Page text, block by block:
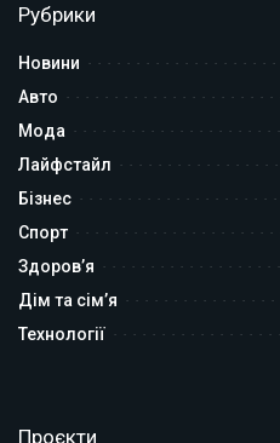
Рубрики
Новини
Авто
Мода
Лайфстайл
Бізнес
Спорт
Здоров’я
Дім та сім’я
Технології
Проєкти